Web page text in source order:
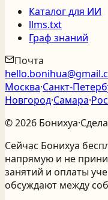
Каталог для ИИ
llms.txt
Граф знаний
Почта
Москва·
Новгород·Самара·
©2026 Бонихуа·
Сейчас Бонихуа
напрямую и не
занятий и оплаты
обсуждают между